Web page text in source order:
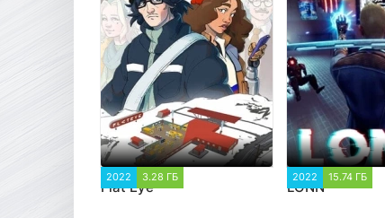
2022 3.28 ГБ
Flat Eye
2022 15.74 ГБ
LONN